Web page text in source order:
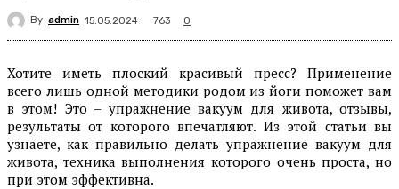
By admin 15.05.2024 763 0
Хотите иметь плоский красивый пресс? Применение
всего лишь одной методики родом из йоги поможет вам
в этом! Это – упражнение вакуум для живота, отзывы,
результаты от которого впечатляют. Из этой статьи вы
узнаете, как правильно делать упражнение вакуум для
живота, техника выполнения которого очень проста, но
при этом эффективна.